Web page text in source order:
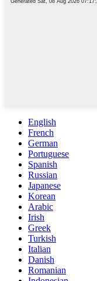
English
French
German
Portuguese
Spanish
Russian
Japanese
Korean
Arabic
Irish
Greek
Turkish
Italian
Danish
Romanian